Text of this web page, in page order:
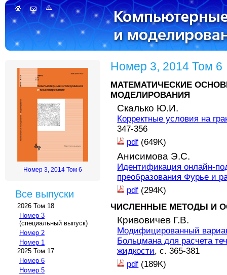
Номер 3, 2014 Том 6
Все выпуски
2026 Том 18
Номер 3
(специальный выпуск)
Номер 2
Номер 1
2025 Том 17
Номер 6
Номер 5
Номер 3, 2014 Том 6
МАТЕМАТИЧЕСКИЕ
МОДЕЛИРОВАНИЯ
Скалько Ю.И.
Корректные условия на
347-356
pdf (649K)
Анисимова Э.С.
Идентификация онлайн-
преобразования Фурье и
pdf (294K)
ЧИСЛЕННЫЕ МЕТОДЫ И
Кривовичев Г.В.
Модифицированный
Больцмана для расчета
жидкости, с. 365-381
pdf (189K)